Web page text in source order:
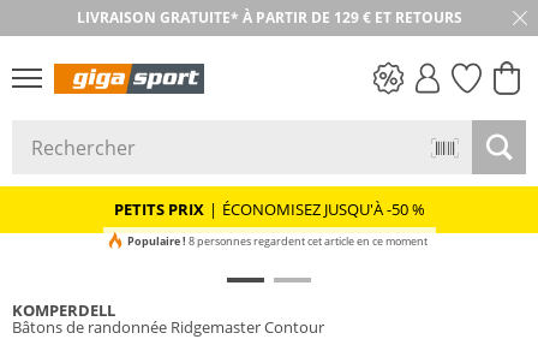
LIVRAISON GRATUITE* À PARTIR DE 129 € ET RETOURS
PETITS PRIX | ÉCONOMISEZ JUSQU'À -50 %
Populaire ! 8 personnes regardent cet article en ce moment
KOMPERDELL
Bâtons de randonnée Ridgemaster Contour